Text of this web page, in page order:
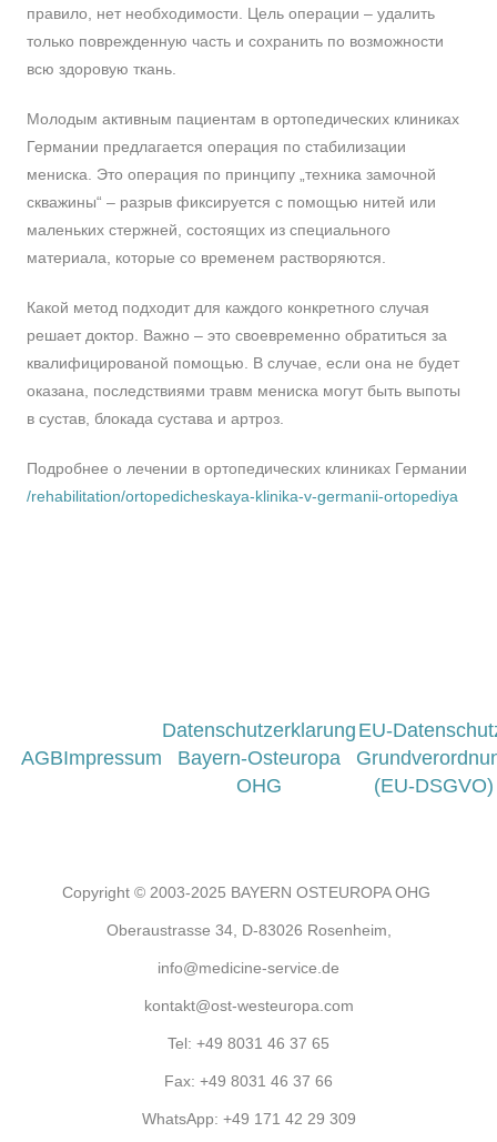
правило, нет необходимости. Цель операции – удалить
только поврежденную часть и сохранить по возможности
всю здоровую ткань.
Молодым активным пациентам в ортопедических клиниках
Германии предлагается операция по стабилизации
мениска. Это операция по принципу „техника замочной
скважины“ – разрыв фиксируется с помощью нитей или
маленьких стержней, состоящих из специального
материала, которые со временем растворяются.
Какой метод подходит для каждого конкретного случая
решает доктор. Важно – это своевременно обратиться за
квалифицированой помощью. В случае, если она не будет
оказана, последствиями травм мениска могут быть выпоты
в сустав, блокада сустава и артроз.
Подробнее о лечении в ортопедических клиниках Германии
/rehabilitation/ortopedicheskaya-klinika-v-germanii-ortopediya
AGBImpressum
Datenschutzerklarung
Bayern-Osteuropa
OHG
EU-
(EU-DSGVO)
Copyright © 2003-2025 BAYERN OSTEUROPA OHG
Oberaustrasse 34, D-83026 Rosenheim,
info@medicine-service.de
kontakt@ost-westeuropa.com
Tel: +49 8031 46 37 65
Fax: +49 8031 46 37 66
WhatsApp: +49 171 42 29 309